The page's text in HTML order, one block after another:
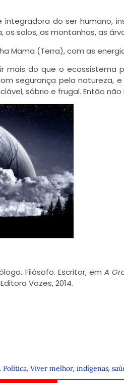
integradora do ser humano,
os solos, as montanhas, as
Mama (Terra), com as
mais do que o
segurança pela natureza,
sóbrio e frugal. Então
Filósofo. Escritor, emA
Vozes, 2014.
Política, Viver melhor, indígenas,